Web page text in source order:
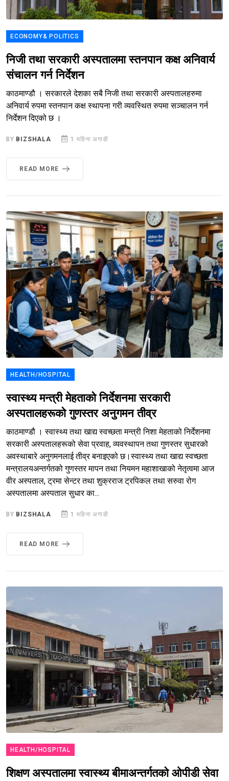
ECONOMY& POLITICS
निजी तथा सरकारी अस्पतालमा स्तनपान कक्ष अनिवार्य
संचालन गर्न निर्देशन
काठमाण्डौ । सरकारले देशका सबै निजी तथा सरकारी अस्पतालहरुमा
अनिवार्य रुपमा स्तनपान कक्ष स्थापना गरी व्यवस्थित रुपमा सञ्चालन गर्न
निर्देशन दिएको छ ।
BY BIZSHALA 1 महिना अगाडी
READ MORE
HEALTH/HOSPITAL
स्वास्थ्य मन्त्री मेहताको निर्देशनमा सरकारी
अस्पतालहरूको गुणस्तर अनुगमन तीव्र
काठमाण्डौ । स्वास्थ्य तथा खाद्य स्वच्छता मन्त्री निशा मेहताको निर्देशनमा
सरकारी अस्पतालहरूको सेवा प्रवाह, व्यवस्थापन तथा गुणस्तर सुधारको
अवस्थाबारे अनुगमनलाई तीव्र बनाइएको छ।स्वास्थ्य तथा खाद्य स्वच्छता
मन्त्रालयअन्तर्गतको गुणस्तर मापन तथा नियमन महाशाखाको नेतृत्वमा आज
वीर अस्पताल, ट्रमा सेन्टर तथा शुक्रराज ट्रपिकल तथा सरुवा रोग
अस्पतालमा अस्पताल सुधार का...
BY BIZSHALA 1 महिना अगाडी
READ MORE
HEALTH/HOSPITAL
शिक्षण अस्पतालमा स्वास्थ्य बीमाअन्तर्गतको ओपीडी सेवा